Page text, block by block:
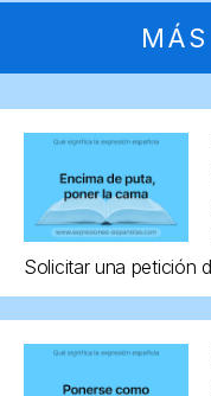
Solicitar una petición